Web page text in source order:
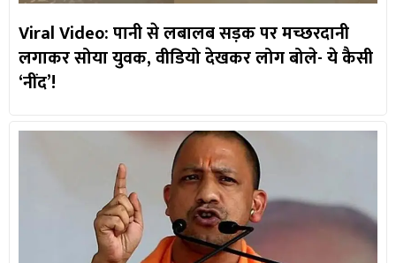
Viral Video: पानी से लबालब सड़क पर मच्छरदानी
लगाकर सोया युवक, वीडियो देखकर लोग बोले- ये कैसी
‘नींद’!